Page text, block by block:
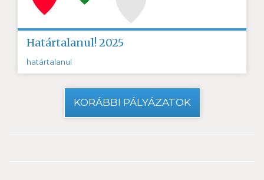
Határtalanul! 2025
határtalanul
KORÁBBI PÁLYÁZATOK